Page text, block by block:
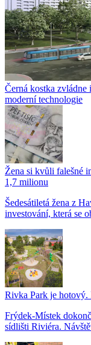
Černá kostka zvládne
moderní technologie
Žena si kvůli falešné
1,7 milionu
Šedesátiletá žena z
investování, která se
Rivka Park je hotový.
Frýdek-Místek
sídlišti Riviéra.